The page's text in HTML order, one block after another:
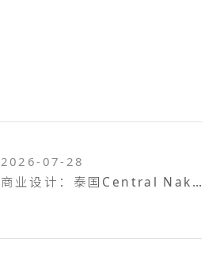
2026-07-28
商业设计：泰国Central Nakhon Pathom